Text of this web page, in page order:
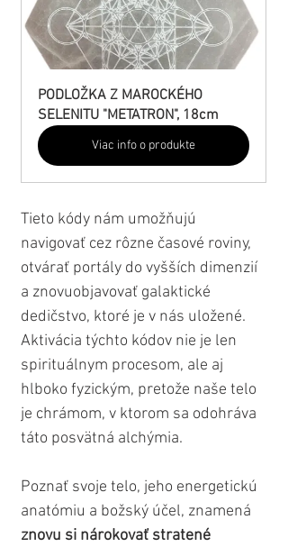
PODLOŽKA Z MAROCKÉHO
SELENITU "METATRON", 18cm
Viac info o produkte
Tieto kódy nám umožňujú
navigovať cez rôzne časové roviny,
otvárať portály do vyšších dimenzií
a znovuobjavovať galaktické
dedičstvo, ktoré je v nás uložené.
Aktivácia týchto kódov nie je len
spirituálnym procesom, ale aj
hlboko fyzickým, pretože naše telo
je chrámom, v ktorom sa odohráva
táto posvätná alchýmia.
Poznať svoje telo, jeho energetickú
anatómiu a božský účel, znamená
znovu si nárokovať stratené